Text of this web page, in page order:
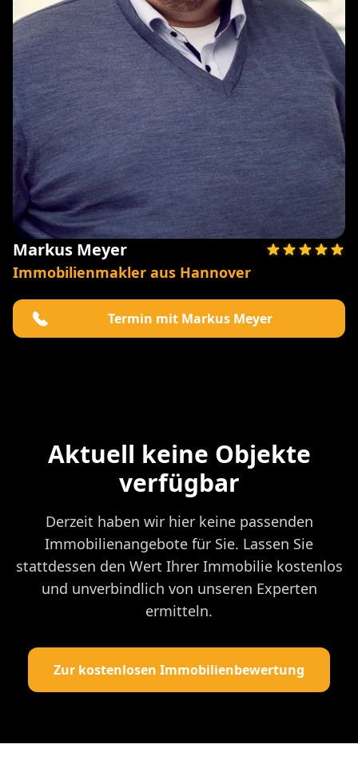
Markus Meyer
Immobilienmakler aus Hannover
Termin mit Markus Meyer
Aktuell keine Objekte
verfügbar
Derzeit haben wir hier keine passenden
Immobilienangebote für Sie. Lassen Sie
stattdessen den Wert Ihrer Immobilie kostenlos
und unverbindlich von unseren Experten
ermitteln.
Zur kostenlosen Immobilienbewertung